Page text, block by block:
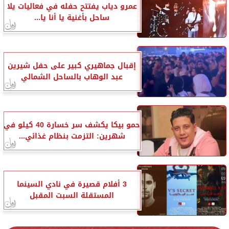
عمرو دياب يفتتح حفله في فعاليات يلا
ساحل بأغنية يا أنا يا...
إقبال جماهيري كبير على حفل شيرين
عبد الوهاب بالساحل الشمالي
حمو بيكا يكشف سر خسارة 40 كيلو في
شهرين: التزمت بنظام غذائي...
3 أفلام قصيرة في نادي السينما
المستقلة السبت المقبل